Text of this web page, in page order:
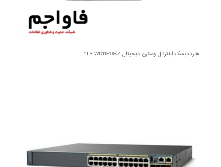
هارددیسک اینترنال وسترن دیجیتال 1TB WD11PURZ